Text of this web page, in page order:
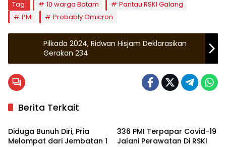
Tag: 10 warga Batam
Pantau RSKI Galang
PMI
Probably Omicron
Pilkada 2024, Ridwan Hisjam Deklarasikan
Gerakan 234
Berita Terkait
Zona Kepri
Diduga Bunuh Diri, Pria
Melompat dari Jembatan 1
336 PMI Terpapar Covid-19
Jalani Perawatan Di RSKI